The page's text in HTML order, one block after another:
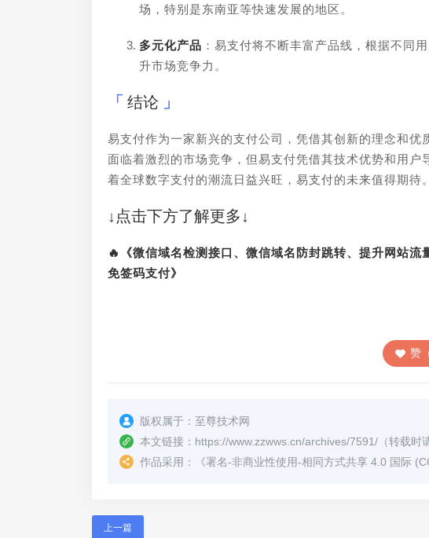
场，特别是东南亚等快速发展的地区。
多元化产品 ：易支付将不断丰富产品线，根据不同
升市场竞争力。
结论
易支付作为一家新兴的支付公司，凭借其创新的理念和
面临着激烈的市场竞争，但易支付凭借其技术优势和用
着全球数字支付的潮流日益兴旺，易支付的未来值得期待。
↓点击下方了解更多↓
🔥《微信域名检测接口、微信域名防封跳转、提升网站
免签码支付》
赞
版权属于： 至尊技术网
本文链接： https://www.zzwws.cn/archives/7591/ （转载时
作品采用：
《署名-非商业性使用-相同方式共享 4.0 国际
上一篇